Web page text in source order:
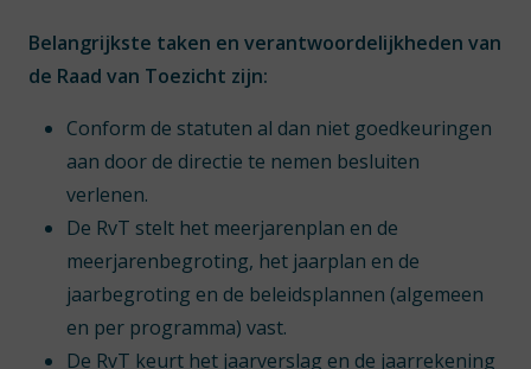
Belangrijkste taken en verantwoordelijkheden van
de Raad van Toezicht zijn:
Conform de statuten al dan niet goedkeuringen
aan door de directie te nemen besluiten
verlenen.
De RvT stelt het meerjarenplan en de
meerjarenbegroting, het jaarplan en de
jaarbegroting en de beleidsplannen (algemeen
en per programma) vast.
De RvT keurt het jaarverslag en de jaarrekening